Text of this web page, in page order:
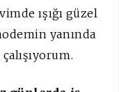
ışığı güzel
yanında